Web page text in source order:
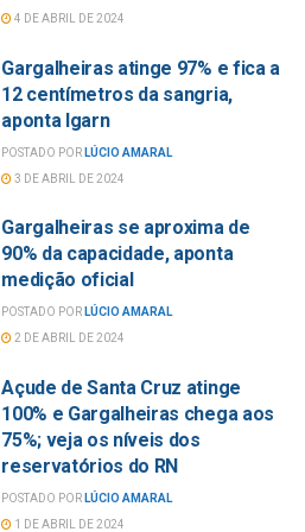
4 DE ABRIL DE 2024
Gargalheiras atinge 97% e fica a
12 centímetros da sangria,
aponta Igarn
POSTADO POR LÚCIO AMARAL
3 DE ABRIL DE 2024
Gargalheiras se aproxima de
90% da capacidade, aponta
medição oficial
POSTADO POR LÚCIO AMARAL
2 DE ABRIL DE 2024
Açude de Santa Cruz atinge
100% e Gargalheiras chega aos
75%; veja os níveis dos
reservatórios do RN
POSTADO POR LÚCIO AMARAL
1 DE ABRIL DE 2024